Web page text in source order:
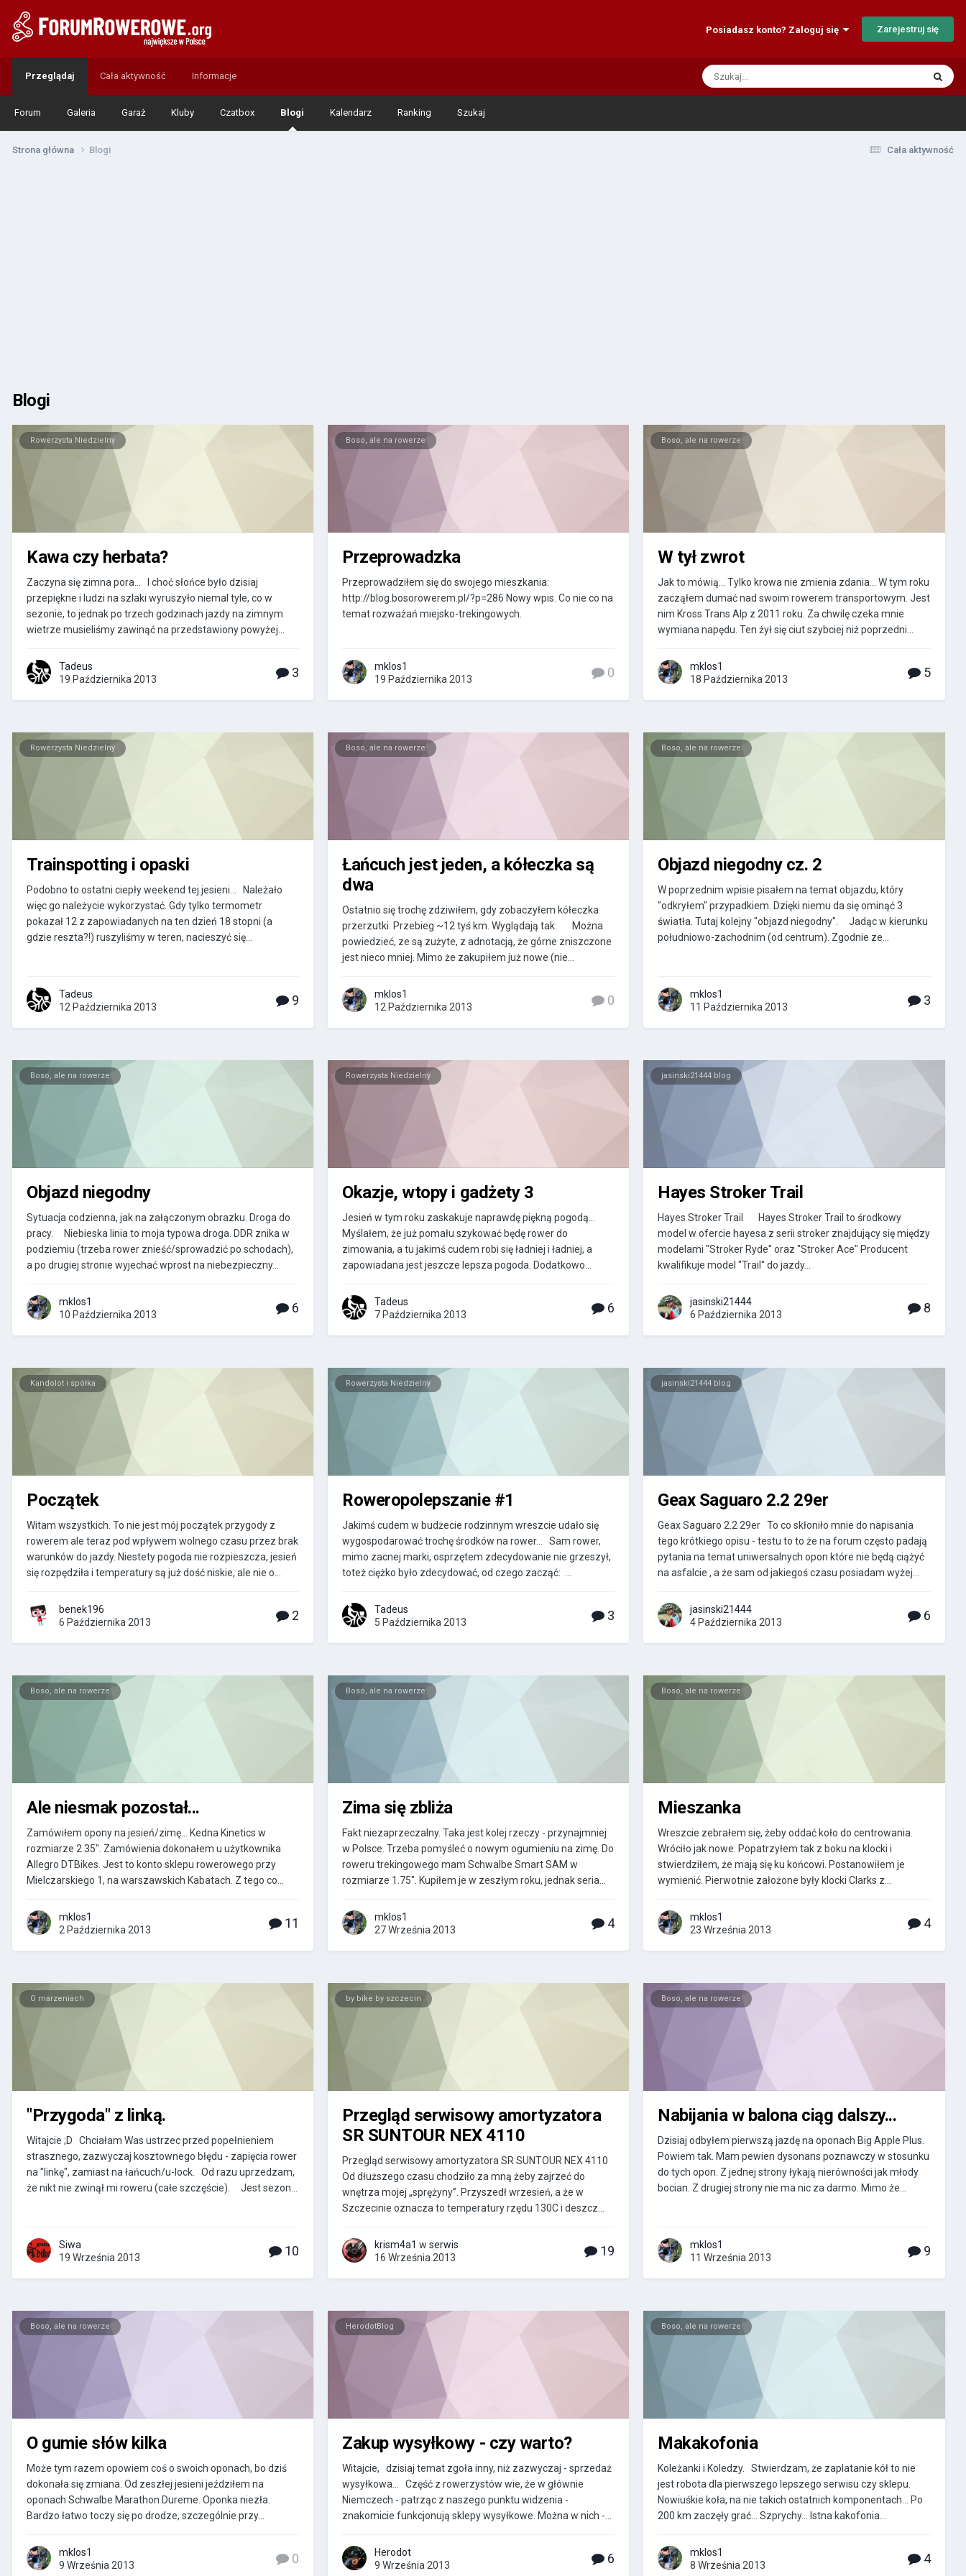
Posiadasz konto? Zaloguj się Zarejestruj się
Przeglądaj
Forum Galeria Garaż Kluby Czatbox Blogi Kalendarz Ranking Szukaj
Cała aktywność Informacje
Cała aktywność
Strona główna Blogi
Blogi
Rowerzysta Niedzielny
Kawa czy herbata?
Zaczyna się zimna pora... I choć słońce było dzisiaj
przepiękne i ludzi na szlaki wyruszyło niemal tyle, co w
sezonie, to jednak po trzech godzinach jazdy na zimnym
wietrze musieliśmy zawinąć na przedstawiony powyżej...
Tadeus
19 Października 2013
3
Boso, ale na rowerze
Przeprowadzka
Przeprowadziłem się do swojego mieszkania:
http://blog.bosorowerem.pl/?p=286 Nowy wpis. Co nie co na
temat rozważań miejsko-trekingowych.
mklos1
19 Października 2013
0
Boso, ale na rowerze
W tył zwrot
Jak to mówią... Tylko krowa nie zmienia zdania... W tym roku
zacząłem dumać nad swoim rowerem transportowym. Jest
nim Kross Trans Alp z 2011 roku. Za chwilę czeka mnie
wymiana napędu. Ten żył się ciut szybciej niż poprzedni...
mklos1
18 Października 2013
5
Rowerzysta Niedzielny
Trainspotting i opaski
Podobno to ostatni ciepły weekend tej jesieni... Należało
więc go należycie wykorzystać. Gdy tylko termometr
pokazał 12 z zapowiadanych na ten dzień 18 stopni (a
gdzie reszta?!) ruszyliśmy w teren, nacieszyć się...
Tadeus
12 Października 2013
9
Boso, ale na rowerze
Łańcuch jest jeden, a kółeczka są
dwa
Ostatnio się trochę zdziwiłem, gdy zobaczyłem kółeczka
przerzutki. Przebieg ~12 tyś km. Wyglądają tak: Można
powiedzieć, ze są zużyte, z adnotacją, że górne zniszczone
jest nieco mniej. Mimo że zakupiłem już nowe (nie...
mklos1
12 Października 2013
0
Boso, ale na rowerze
Objazd niegodny cz. 2
W poprzednim wpisie pisałem na temat objazdu, który
"odkryłem" przypadkiem. Dzięki niemu da się ominąć 3
światła. Tutaj kolejny "objazd niegodny". Jadąc w kierunku
południowo-zachodnim (od centrum). Zgodnie ze...
mklos1
11 Października 2013
3
Boso, ale na rowerze
Objazd niegodny
Sytuacja codzienna, jak na załączonym obrazku. Droga do
pracy. Niebieska linia to moja typowa droga. DDR znika w
podziemiu (trzeba rower znieść/sprowadzić po schodach),
a po drugiej stronie wyjechać wprost na niebezpieczny...
mklos1
10 Października 2013
6
Rowerzysta Niedzielny
Okazje, wtopy i gadżety 3
Jesień w tym roku zaskakuje naprawdę piękną pogodą...
Myślałem, że już pomału szykować będę rower do
zimowania, a tu jakimś cudem robi się ładniej i ładniej, a
zapowiadana jest jeszcze lepsza pogoda. Dodatkowo...
Tadeus
7 Października 2013
6
jasinski21444 blog
Hayes Stroker Trail
Hayes Stroker Trail Hayes Stroker Trail to środkowy
model w ofercie hayesa z serii stroker znajdujący się między
modelami "Stroker Ryde" oraz "Stroker Ace" Producent
kwalifikuje model "Trail" do jazdy...
jasinski21444
6 Października 2013
8
Kandolot i spółka
Początek
Witam wszystkich. To nie jest mój początek przygody z
rowerem ale teraz pod wpływem wolnego czasu przez brak
warunków do jazdy. Niestety pogoda nie rozpieszcza, jesień
się rozpędziła i temperatury są już dość niskie, ale nie o...
benek196
6 Października 2013
2
Rowerzysta Niedzielny
Roweropolepszanie #1
Jakimś cudem w budżecie rodzinnym wreszcie udało się
wygospodarować trochę środków na rower... Sam rower,
mimo zacnej marki, osprzętem zdecydowanie nie grzeszył,
toteż ciężko było zdecydować, od czego zacząć: ...
Tadeus
5 Października 2013
3
jasinski21444 blog
Geax Saguaro 2.2 29er
Geax Saguaro 2.2 29er To co skłoniło mnie do napisania
tego krótkiego opisu - testu to to że na forum często padają
pytania na temat uniwersalnych opon które nie będą ciążyć
na asfalcie , a że sam od jakiegoś czasu posiadam wyżej...
jasinski21444
4 Października 2013
6
Boso, ale na rowerze
Ale niesmak pozostał...
Zamówiłem opony na jesień/zimę... Kedna Kinetics w
rozmiarze 2.35". Zamówienia dokonałem u użytkownika
Allegro DTBikes. Jest to konto sklepu rowerowego przy
Mielczarskiego 1, na warszawskich Kabatach. Z tego co...
mklos1
2 Października 2013
11
Boso, ale na rowerze
Zima się zbliża
Fakt niezaprzeczalny. Taka jest kolej rzeczy - przynajmniej
w Polsce. Trzeba pomyśleć o nowym ogumieniu na zimę. Do
roweru trekingowego mam Schwalbe Smart SAM w
rozmiarze 1.75". Kupiłem je w zeszłym roku, jednak seria...
mklos1
27 Września 2013
4
Boso, ale na rowerze
Mieszanka
Wreszcie zebrałem się, żeby oddać koło do centrowania.
Wróciło jak nowe. Popatrzyłem tak z boku na klocki i
stwierdziłem, że mają się ku końcowi. Postanowiłem je
wymienić. Pierwotnie założone były klocki Clarks z...
mklos1
23 Września 2013
4
O marzeniach
"Przygoda" z linką.
Witajcie ;D Chciałam Was ustrzec przed popełnieniem
strasznego, zazwyczaj kosztownego błędu - zapięcia rower
na "linkę", zamiast na łańcuch/u-lock. Od razu uprzedzam,
że nikt nie zwinął mi roweru (całe szczęście). Jest sezon...
Siwa
19 Września 2013
10
by bike by szczecin
Przegląd serwisowy amortyzatora
SR SUNTOUR NEX 4110
Przegląd serwisowy amortyzatora SR SUNTOUR NEX 4110
Od dłuższego czasu chodziło za mną żeby zajrzeć do
wnętrza mojej „sprężyny”. Przyszedł wrzesień, a że w
Szczecinie oznacza to temperatury rzędu 130C i deszcz...
krism4a1 wserwis
16 Września 2013
19
Boso, ale na rowerze
Nabijania w balona ciąg dalszy...
Dzisiaj odbyłem pierwszą jazdę na oponach Big Apple Plus.
Powiem tak. Mam pewien dysonans poznawczy w stosunku
do tych opon. Z jednej strony łykają nierówności jak młody
bocian. Z drugiej strony nie ma nic za darmo. Mimo że...
mklos1
11 Września 2013
9
Boso, ale na rowerze
O gumie słów kilka
Może tym razem opowiem coś o swoich oponach, bo dziś
dokonała się zmiana. Od zeszłej jesieni jeździłem na
oponach Schwalbe Marathon Dureme. Oponka niezła.
Bardzo łatwo toczy się po drodze, szczególnie przy...
mklos1
9 Września 2013
0
HerodotBlog
Zakup wysyłkowy - czy warto?
Witajcie, dzisiaj temat zgoła inny, niż zazwyczaj - sprzedaż
wysyłkowa... Część z rowerzystów wie, że w głównie
Niemczech - patrząc z naszego punktu widzenia -
znakomicie funkcjonują sklepy wysyłkowe. Można w nich -...
Herodot
9 Września 2013
6
Boso, ale na rowerze
Makakofonia
Koleżanki i Koledzy. Stwierdzam, że zaplatanie kół to nie
jest robota dla pierwszego lepszego serwisu czy sklepu.
Nowiuśkie koła, na nie takich ostatnich komponentach... Po
200 km zaczęły grać... Szprychy... Istna kakofonia...
mklos1
8 Września 2013
4